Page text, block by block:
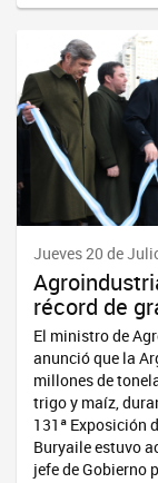
Jueves 20 de
récord de
El ministro de
anunció que la
millones de
trigo y maíz,
131ª Exposición
Buryaile estuvo
jefe de Gobierno